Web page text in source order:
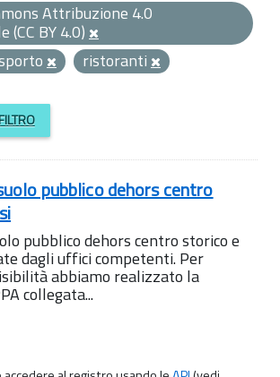
Attribuzione 4.0
BY 4.0)
ristoranti
pubblico dehors centro
pubblico dehors centro storico e
dagli uffici competenti. Per
abbiamo realizzato la
collegata...